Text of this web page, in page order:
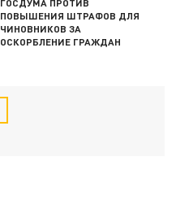
ГОСДУМА ПРОТИВ
ПОВЫШЕНИЯ ШТРАФОВ ДЛЯ
ЧИНОВНИКОВ ЗА
ОСКОРБЛЕНИЕ ГРАЖДАН